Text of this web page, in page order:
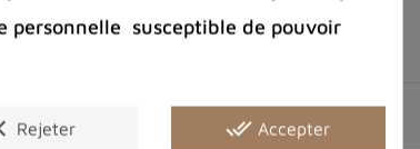
personnelle susceptible de pouvoir
Rejeter done_all Accepter